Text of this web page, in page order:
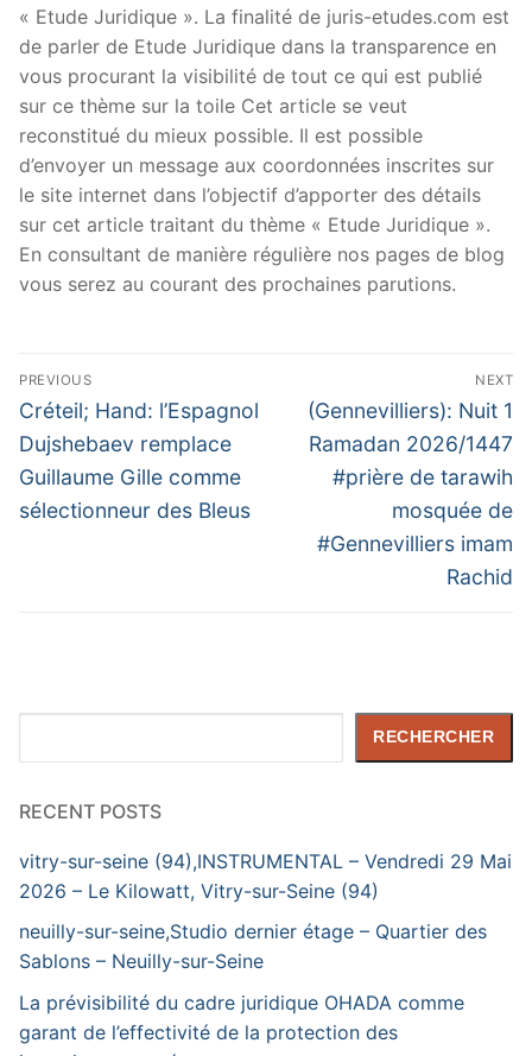
« Etude Juridique ». La finalité de juris-etudes.com est
de parler de Etude Juridique dans la transparence en
vous procurant la visibilité de tout ce qui est publié
sur ce thème sur la toile Cet article se veut
reconstitué du mieux possible. Il est possible
d’envoyer un message aux coordonnées inscrites sur
le site internet dans l’objectif d’apporter des détails
sur cet article traitant du thème « Etude Juridique ».
En consultant de manière régulière nos pages de blog
vous serez au courant des prochaines parutions.
Navigation
de
l’article
PREVIOUS
Previous
post:
Créteil; Hand: l’Espagnol
Dujshebaev remplace
Guillaume Gille comme
sélectionneur des Bleus
NEXT
Next
post:
(Gennevilliers): Nuit 1
Ramadan 2026/1447
#prière de tarawih
mosquée de
#Gennevilliers imam
Rachid
RECHERCHER
RECENT POSTS
vitry-sur-seine (94),INSTRUMENTAL – Vendredi 29 Mai
2026 – Le Kilowatt, Vitry-sur-Seine (94)
neuilly-sur-seine,Studio dernier étage – Quartier des
Sablons – Neuilly-sur-Seine
La prévisibilité du cadre juridique OHADA comme
garant de l’effectivité de la protection des